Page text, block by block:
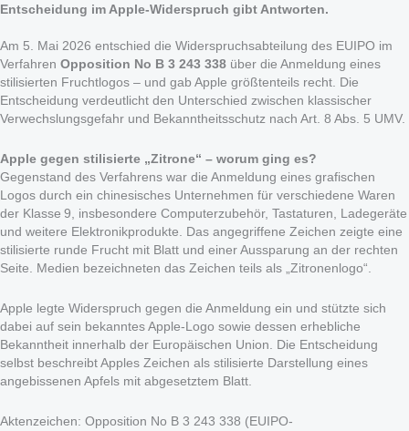
Entscheidung im Apple-Widerspruch gibt Antworten.
Am 5. Mai 2026 entschied die Widerspruchsabteilung des EUIPO im
Verfahren Opposition No B 3 243 338 über die Anmeldung eines
stilisierten Fruchtlogos – und gab Apple größtenteils recht. Die
Entscheidung verdeutlicht den Unterschied zwischen klassischer
Verwechslungsgefahr und Bekanntheitsschutz nach Art. 8 Abs. 5 UMV.
Apple gegen stilisierte „Zitrone“ – worum ging es?
Gegenstand des Verfahrens war die Anmeldung eines grafischen
Logos durch ein chinesisches Unternehmen für verschiedene Waren
der Klasse 9, insbesondere Computerzubehör, Tastaturen, Ladegeräte
und weitere Elektronikprodukte. Das angegriffene Zeichen zeigte eine
stilisierte runde Frucht mit Blatt und einer Aussparung an der rechten
Seite. Medien bezeichneten das Zeichen teils als „Zitronenlogo“.
Apple legte Widerspruch gegen die Anmeldung ein und stützte sich
dabei auf sein bekanntes Apple-Logo sowie dessen erhebliche
Bekanntheit innerhalb der Europäischen Union. Die Entscheidung
selbst beschreibt Apples Zeichen als stilisierte Darstellung eines
angebissenen Apfels mit abgesetztem Blatt.
Aktenzeichen: Opposition No B 3 243 338 (EUIPO-